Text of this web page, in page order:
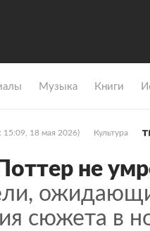
Музыка Книги
15:09, 18 мая 2026) Культура
не
сюжета в